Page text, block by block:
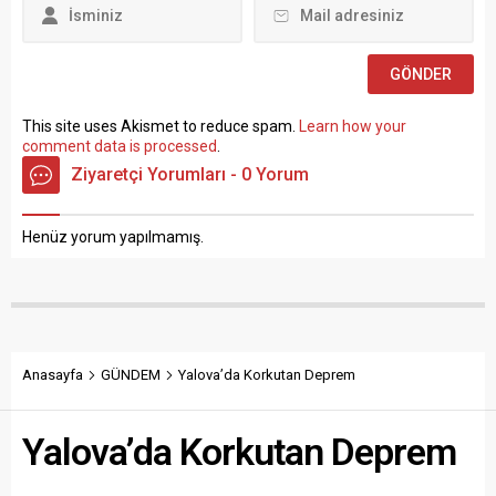
Sosyal Çalışmacı; sözlü
This site uses Akismet to reduce spam.
Learn how your
comment data is processed
Ziyaretçi Yorumları - 0 Yorum
Henüz yorum yapılmamış.
Anasayfa GÜNDEM Yalova’da Korkutan Deprem
Yalova’da Korkutan Deprem